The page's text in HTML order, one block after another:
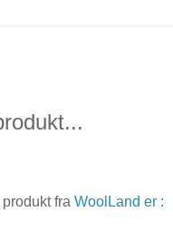
fra WoolLand er :